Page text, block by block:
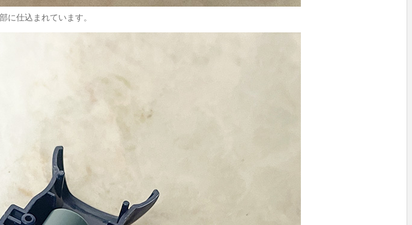
仕込まれています。